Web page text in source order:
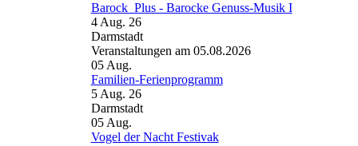
Barock_Plus - Barocke Genuss-Musik I
4 Aug. 26
Darmstadt
Veranstaltungen am 05.08.2026
05 Aug.
Familien-Ferienprogramm
5 Aug. 26
Darmstadt
05 Aug.
Vogel der Nacht Festivak